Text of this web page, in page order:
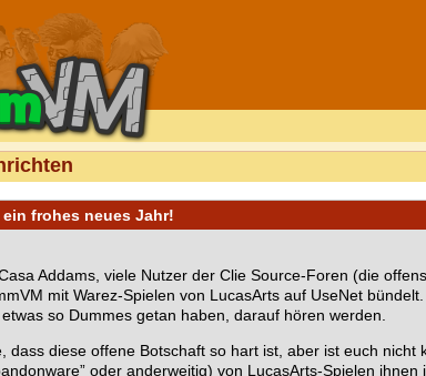
ein frohes neues Jahr!
Addams, viele Nutzer der Clie Source-Foren (die
mit Warez-Spielen von LucasArts auf UseNet
so Dummes getan haben, darauf hören werden.
dass diese offene Botschaft so hart ist, aber ist euch
oder anderweitig) von LucasArts-Spielen